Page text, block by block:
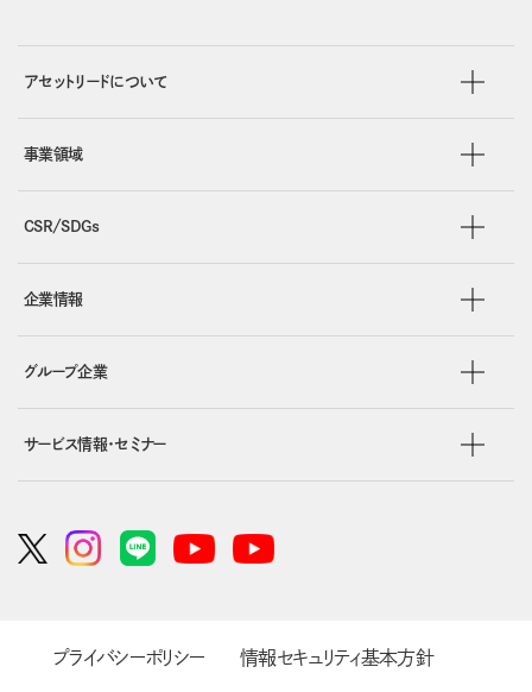
アセットリードについて
事業領域
CSR/SDGs
企業情報
グループ企業
サービス情報・セミナー
プライバシーポリシー 情報セキュリティ基本方針